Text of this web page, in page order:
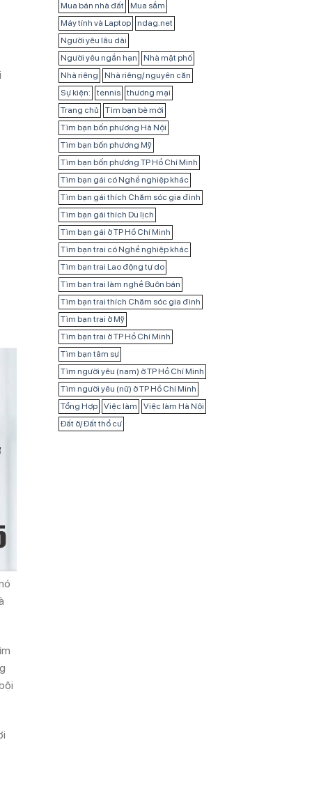
Mua bán nhà đất
Mua sắm
Máy tính và Laptop
ndag.net
Người yêu lâu dài
Người yêu ngắn hạn
Nhà mặt phố
Nhà riêng
Nhà riêng/ nguyên căn
Sự kiện:
tennis
thương mại
Trang chủ
Tìm bạn bè mới
Tìm bạn bốn phương Hà Nội
Tìm bạn bốn phương Mỹ
Tìm bạn bốn phương TP Hồ Chí Minh
Tìm bạn gái có Nghề nghiệp khác
Tìm bạn gái thích Chăm sóc gia đình
Tìm bạn gái thích Du lịch
Tìm bạn gái ở TP Hồ Chí Minh
Tìm bạn trai có Nghề nghiệp khác
Tìm bạn trai Lao động tự do
Tìm bạn trai làm nghề Buôn bán
Tìm bạn trai thích Chăm sóc gia đình
Tìm bạn trai ở Mỹ
Tìm bạn trai ở TP Hồ Chí Minh
Tìm bạn tâm sự
Tìm người yêu (nam) ở TP Hồ Chí Minh
Tìm người yêu (nữ) ở TP Hồ Chí Minh
Tổng Hợp
Việc làm
Việc làm Hà Nội
Đất ở/ Đất thổ cư